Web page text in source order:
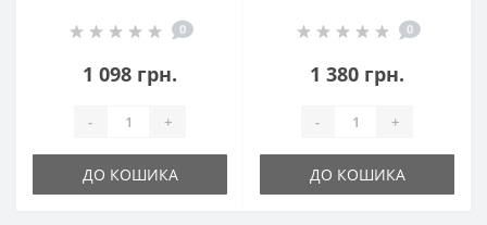
0
1 098 грн.
- +
ДО КОШИКА
0
1 380 грн.
- +
ДО КОШИКА